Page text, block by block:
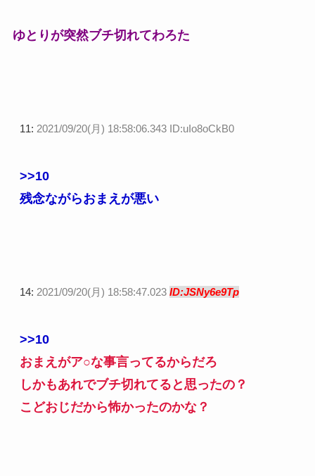
ゆとりが突然ブチ切れてわろた
11: 2021/09/20(月) 18:58:06.343 ID:uIo8oCkB0
>>10
残念ながらおまえが悪い
14: 2021/09/20(月) 18:58:47.023 ID:JSNy6e9Tp
>>10
おまえがア○な事言ってるからだろ
しかもあれでブチ切れてると思ったの？
こどおじだから怖かったのかな？